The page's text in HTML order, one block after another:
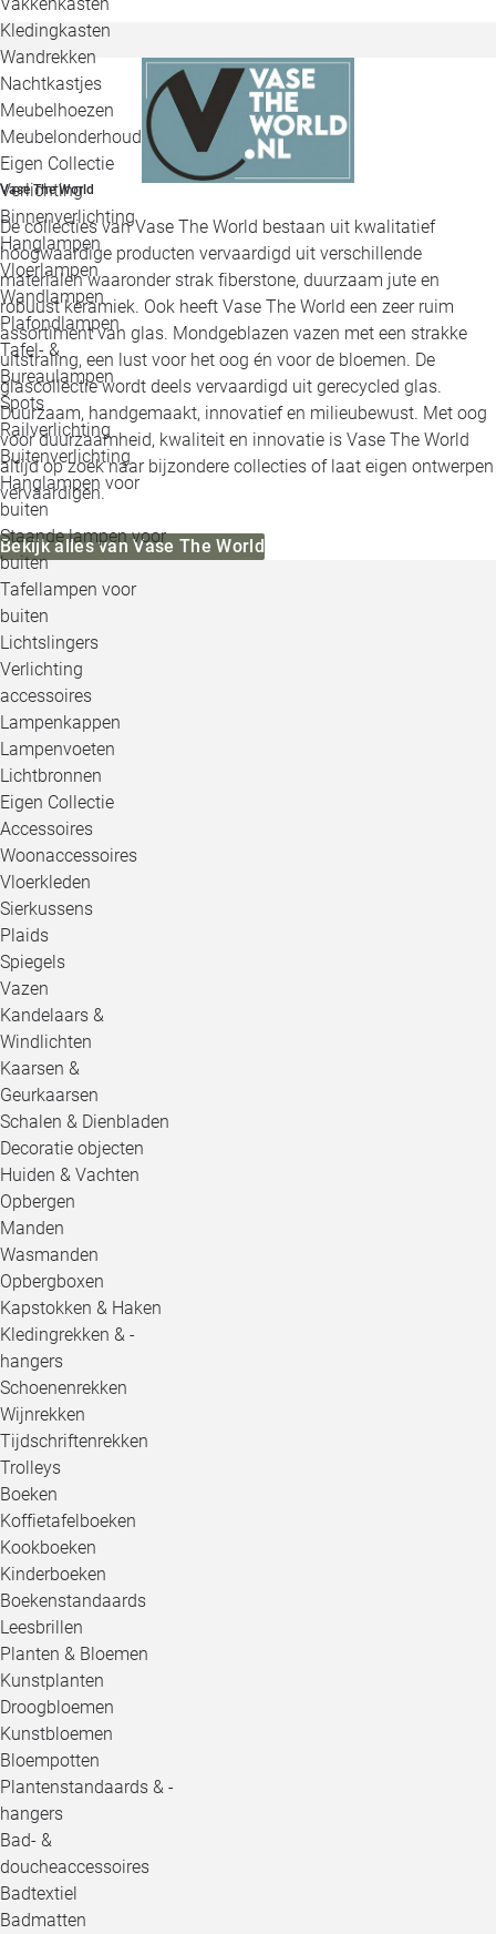
Kledingkasten
Wandrekken
Nachtkastjes
Meubelhoezen
Meubelonderhoud
Eigen Collectie
Verlichting
Binnenverlichting
Hanglampen
Vloerlampen
Wandlampen
Plafondlampen
Tafel- &
Bureaulampen
Spots
Railverlichting
Buitenverlichting
Hanglampen voor
buiten
Staande lampen voor
buiten
Tafellampen voor
buiten
Lichtslingers
Verlichting
accessoires
Lampenkappen
Lampenvoeten
Lichtbronnen
Eigen Collectie
Accessoires
Woonaccessoires
Vloerkleden
Sierkussens
Plaids
Spiegels
Vazen
Kandelaars &
Windlichten
Kaarsen &
Geurkaarsen
Schalen & Dienbladen
Decoratie objecten
Huiden & Vachten
Opbergen
Manden
Wasmanden
Opbergboxen
Kapstokken & Haken
Kledingrekken & -
hangers
Schoenenrekken
Wijnrekken
Tijdschriftenrekken
Trolleys
Boeken
Koffietafelboeken
Kookboeken
Kinderboeken
Boekenstandaards
Leesbrillen
Planten & Bloemen
Kunstplanten
Droogbloemen
Kunstbloemen
Bloempotten
Plantenstandaards & -
hangers
Bad- &
doucheaccessoires
Badtextiel
Badmatten
Vase The World
De collecties van Vase The World bestaan uit kwalitatief
hoogwaardige producten vervaardigd uit verschillende
materialen waaronder strak fiberstone, duurzaam jute en
robuust keramiek. Ook heeft Vase The World een zeer ruim
assortiment van glas. Mondgeblazen vazen met een strakke
uitstraling, een lust voor het oog én voor de bloemen. De
glascollectie wordt deels vervaardigd uit gerecycled glas.
Duurzaam, handgemaakt, innovatief en milieubewust. Met oog
voor duurzaamheid, kwaliteit en innovatie is Vase The World
altijd op zoek naar bijzondere collecties of laat eigen ontwerpen
vervaardigen.
Bekijk alles van Vase The World